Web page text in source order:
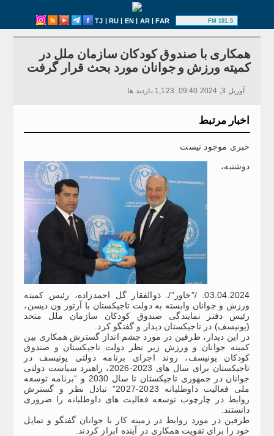
TJ | RU | EN | AR|FAR 101.5 FM
همکاری با صندوق کودکان سازمان ملل در
کمیته ورزش و جوانان مورد بحث قرار گرفت
آوریل 3, 2024 09:40, 1,123 بازدید ها
اخبار مرتبط
خبری موجود نیست
دوشنبه،
03.04.2024. /”خاور”/. ذوالفقار گل احمدزاده، رئیس کمیته
ورزش و جوانان وابسته به دولت تاجیکستان با آرتور ون دیسن،
رئیس دفتر نمایندگی صندوق کودکان سازمان ملل متحد
(یونیسف) در تاجیکستان دیدار و گفتگو کرد.
در این دیدار، طرفین در مورد چشم انداز گسترش همکاری بین
کمیته جوانان و ورزش زیر نظر دولت تاجیکستان و صندوق
کودکان یونیسف، روند اجرای برنامه دولتی یونیسف در
تاجیکستان برای سال های 2023-2026، راهبرد سیاست دولتی
جوانان در جمهوری تاجیکستان تا سال 2030 و “برنامه توسعه
ملی فعالیت داوطلبانه 2023-2027” تبادل نظر و گسترش
روابط در چارچوب توسعه فعالیت های داوطلبانه را ضروری
دانستند.
طرفین در مورد روابط در زمینه کار با جوانان گفتگو و تمایل
خود را برای تقویت همکاری در آینده ابراز کردند.